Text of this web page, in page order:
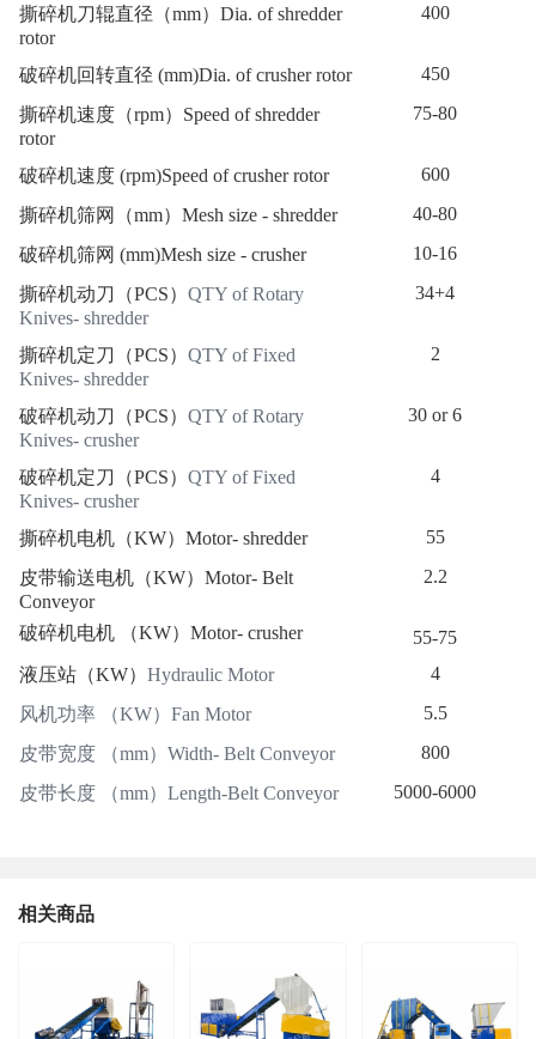
撕碎机刀辊直径（mm） Dia. of shredder
rotor
400
破碎机回转直径 (mm)Dia. of crusher rotor
450
撕碎机速度（rpm） Speed of shredder
rotor
75-80
破碎机速度(rpm)Speed of crusher rotor
600
撕碎机筛网（mm） Mesh size - shredder
40-80
破碎机筛网 (mm)Mesh size - crusher
10-16
撕碎机动刀（PCS） QTY of Rotary
Knives- shredder
34+4
撕碎机定刀（PCS） QTY of Fixed
Knives- shredder
2
破碎机动刀（PCS） QTY of Rotary
Knives- crusher
30 or 6
破碎机定刀（PCS） QTY of Fixed
Knives- crusher
4
撕碎机电机（KW） Motor- shredder
55
皮带输送电机（KW） Motor- Belt
Conveyor
2.2
破碎机电机 （KW） Motor- crusher
55-75
液压站（KW） Hydraulic Motor
4
风机功率
（KW） Fan Motor
5.5
皮带宽度
（mm） Width- Belt Conveyor
800
皮带长度
（mm） Length-Belt Conveyor 5000-6000
相关商品